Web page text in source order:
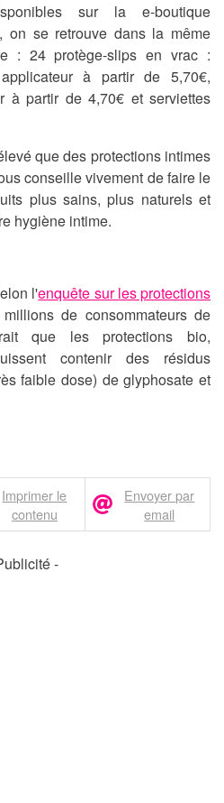
sur la e-boutique
on se retrouve dans la même
: 24 protège-slips en vrac :
à partir de 5,70€,
à partir de 4,70€ et serviettes
que des protections intimes
conseille vivement de faire le
plus sains, plus naturels et
hygiène intime.
l'enquête sur les protections
de consommateurs de
que les protections bio,
contenir des résidus
faible dose) de glyphosate et
Imprimer le
contenu
Envoyer par
email
-